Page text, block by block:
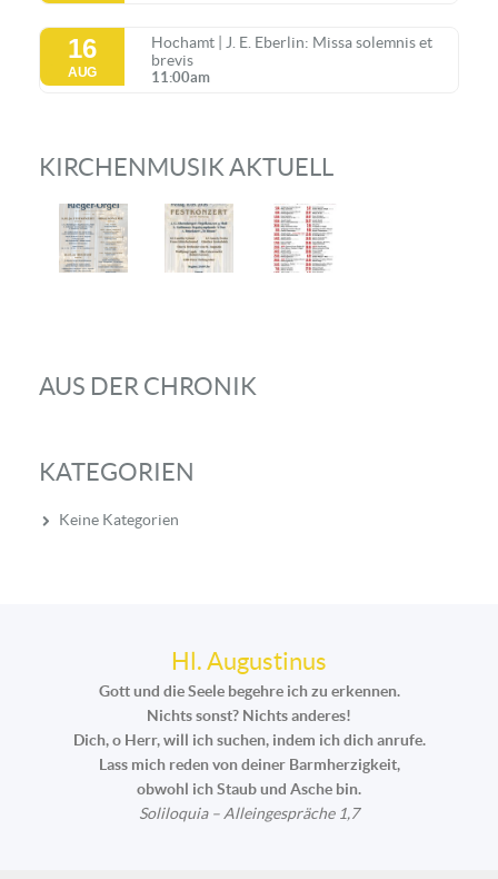
16
AUG
Hochamt | J. E. Eberlin: Missa solemnis et
brevis
11:00am
KIRCHENMUSIK AKTUELL
AUS DER CHRONIK
KATEGORIEN
Keine Kategorien
Hl. Augustinus
Gott und die Seele begehre ich zu erkennen.
Nichts sonst? Nichts anderes!
Dich, o Herr, will ich suchen, indem ich dich anrufe.
Lass mich reden von deiner Barmherzigkeit,
obwohl ich Staub und Asche bin.
Soliloquia – Alleingespräche 1,7